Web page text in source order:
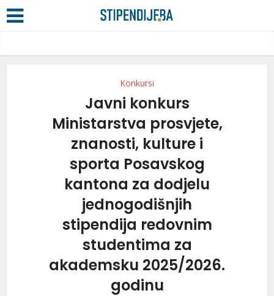
Konkursi
Javni konkurs
Ministarstva prosvjete,
znanosti, kulture i
sporta Posavskog
kantona za dodjelu
jednogodišnjih
stipendija redovnim
studentima za
akademsku 2025/2026.
godinu